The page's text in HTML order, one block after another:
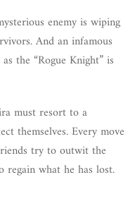
enemy is wiping
And an infamous
the “Rogue Knight” is
must resort to a
themselves. Every move
try to outwit the
what he has lost.